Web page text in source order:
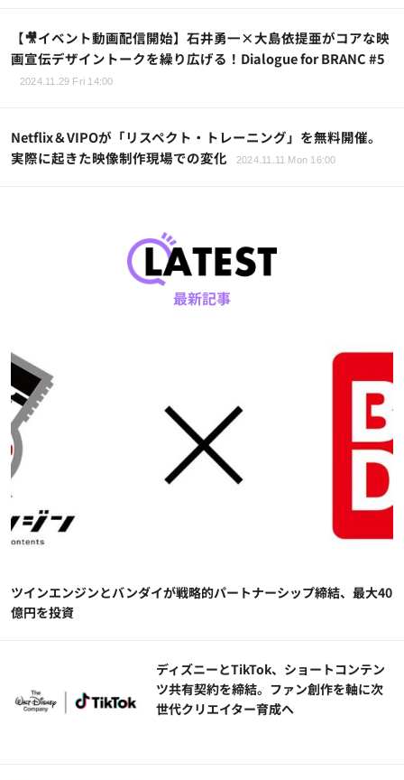
【🎥イベント動画配信開始】石井勇一×大島依提亜がコアな映
画宣伝デザイントークを繰り広げる！Dialogue for BRANC #5
2024.11.29 Fri 14:00
Netflix＆VIPOが「リスペクト・トレーニング」を無料開催。
実際に起きた映像制作現場での変化
2024.11.11 Mon 16:00
最新記事
ツインエンジンとバンダイが戦略的パートナーシップ締結、最大40
億円を投資
ディズニーとTikTok、ショートコンテン
ツ共有契約を締結。ファン創作を軸に次
世代クリエイター育成へ